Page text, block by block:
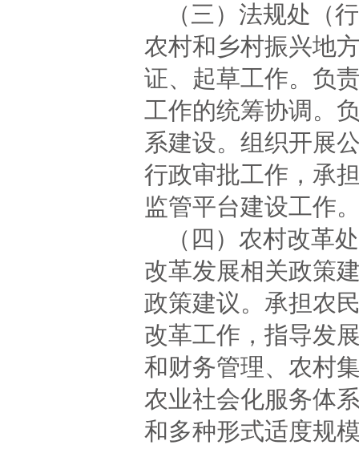
（三）法规处（
农村和乡村振兴地
证、起草工作。负
工作的统筹协调。
系建设。组织开展
行政审批工作，承
监管平台建设工作
（四）农村改革
改革发展相关政策
政策建议。承担农
改革工作，指导发
和财务管理、农村
农业社会化服务体
和多种形式适度规